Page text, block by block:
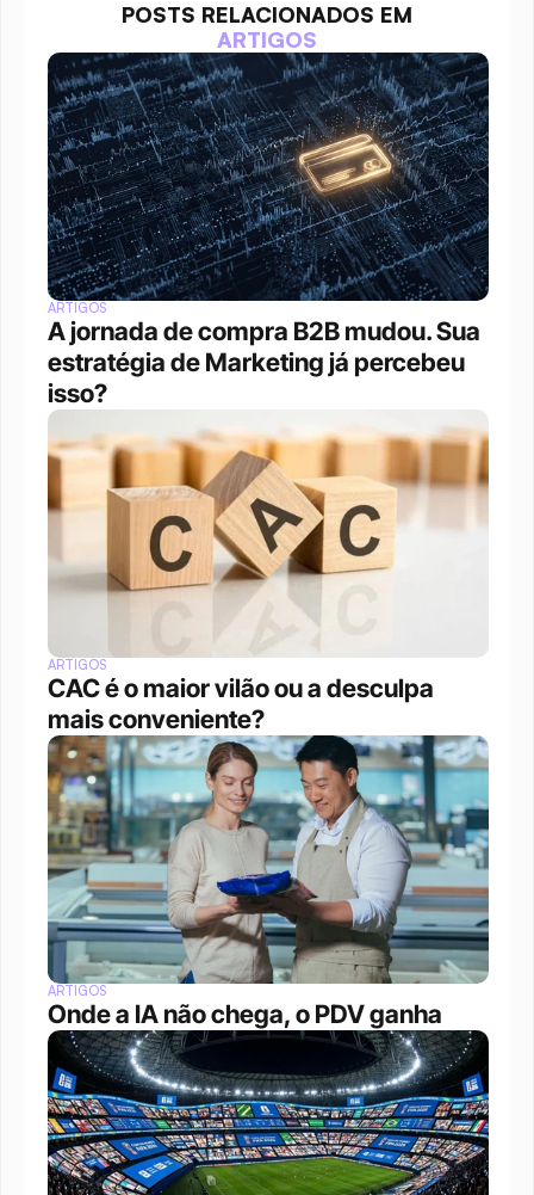
POSTS RELACIONADOS EM
ARTIGOS
ARTIGOS
A jornada de compra B2B mudou. Sua
estratégia de Marketing já percebeu
isso?
ARTIGOS
CAC é o maior vilão ou a desculpa
mais conveniente?
ARTIGOS
Onde a IA não chega, o PDV ganha